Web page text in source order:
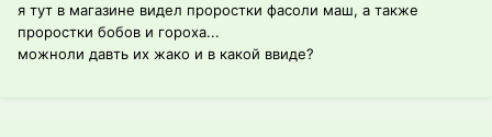
я тут в магазине видел проростки фасоли маш, а также
проростки бобов и гороха...
можноли давть их жако и в какой ввиде?